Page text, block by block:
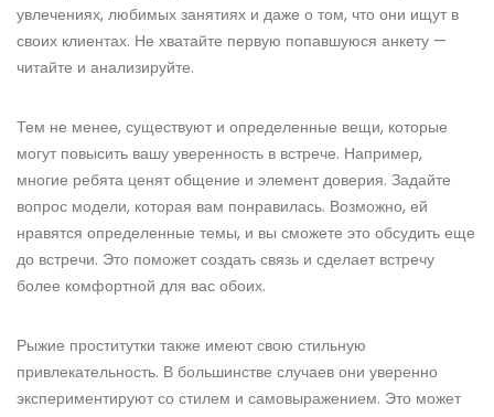
увлечениях, любимых занятиях и даже о том, что они ищут в
своих клиентах. Не хватайте первую попавшуюся анкету —
читайте и анализируйте.
Тем не менее, существуют и определенные вещи, которые
могут повысить вашу уверенность в встрече. Например,
многие ребята ценят общение и элемент доверия. Задайте
вопрос модели, которая вам понравилась. Возможно, ей
нравятся определенные темы, и вы сможете это обсудить еще
до встречи. Это поможет создать связь и сделает встречу
более комфортной для вас обоих.
Рыжие проститутки также имеют свою стильную
привлекательность. В большинстве случаев они уверенно
экспериментируют со стилем и самовыражением. Это может